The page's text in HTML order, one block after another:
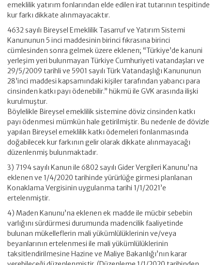
emeklilik yatırım fonlarından elde edilen irat tutarının tespitinde
kur farkı dikkate alınmayacaktır.
4632 sayılı Bireysel Emeklilik Tasarruf ve Yatırım Sistemi
Kanununun 5 inci maddesinin birinci fıkrasına birinci
cümlesinden sonra gelmek üzere eklenen; “Türkiye’de kanuni
yerleşim yeri bulunmayan Türkiye Cumhuriyeti vatandaşları ve
29/5/2009 tarihli ve 5901 sayılı Türk Vatandaşlığı Kanununun
28’inci maddesi kapsamındaki kişiler tarafından yabancı para
cinsinden katkı payı ödenebilir.” hükmü ile GVK arasında ilişki
kurulmuştur.
Böylelikle Bireysel emeklilik sistemine döviz cinsinden katkı
payı ödenmesi mümkün hale getirilmiştir. Bu nedenle de dövizle
yapılan Bireysel emeklilik katkı ödemeleri fonlanmasında
doğabilecek kur farkının gelir olarak dikkate alınmayacağı
düzenlenmiş bulunmaktadır.
3) 7194 sayılı Kanun ile 6802 sayılı Gider Vergileri Kanunu’na
eklenen ve 1/4/2020 tarihinde yürürlüğe girmesi planlanan
Konaklama Vergisinin uygulanma tarihi 1/1/2021’e
ertelenmiştir.
4) Maden Kanunu’na eklenen ek madde ile mücbir sebebin
varlığını sürdürmesi durumunda madencilik faaliyetinde
bulunan mükelleflerin mali yükümlülüklerinin ve/veya
beyanlarının ertelenmesi ile mali yükümlülüklerinin
taksitlendirilmesine Hazine ve Maliye Bakanlığı’nın karar